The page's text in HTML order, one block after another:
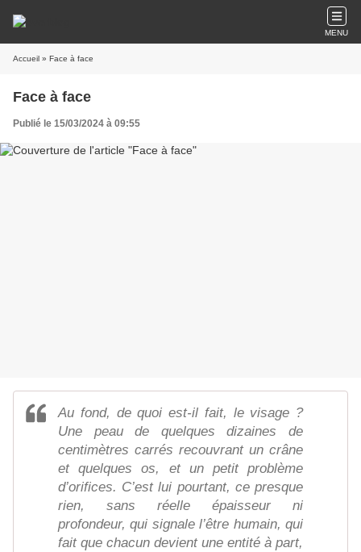
MENU
Accueil » Face à face
Face à face
Publié le 15/03/2024 à 09:55
Au fond, de quoi est-il fait, le visage ?
Une peau de quelques dizaines de
centimètres carrés recouvrant un crâne
et quelques os, et un petit problème
d’orifices. C’est lui pourtant, ce presque
rien, sans réelle épaisseur ni
profondeur, qui signale l’être humain, qui
fait que chacun devient une entité à part,